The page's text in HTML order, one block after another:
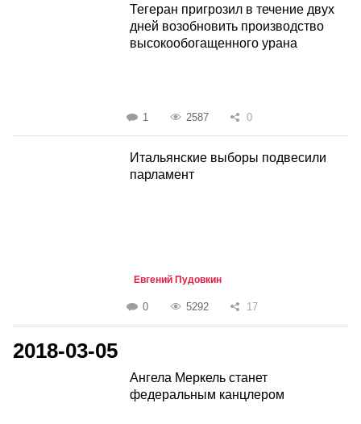
Тегеран пригрозил в течение двух
дней возобновить производство
высокообогащенного урана
1 2587 0
Итальянские выборы подвесили
парламент
Евгений Пудовкин
0 5292 17
2018-03-05
Ангела Меркель станет
федеральным канцлером